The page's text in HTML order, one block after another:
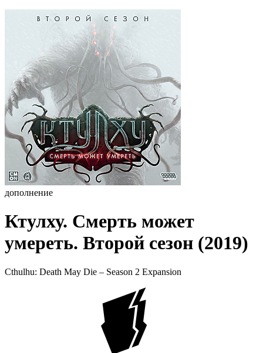
дополнение
Ктулху. Смерть может
умереть. Второй сезон (2019)
Cthulhu: Death May Die – Season 2 Expansion